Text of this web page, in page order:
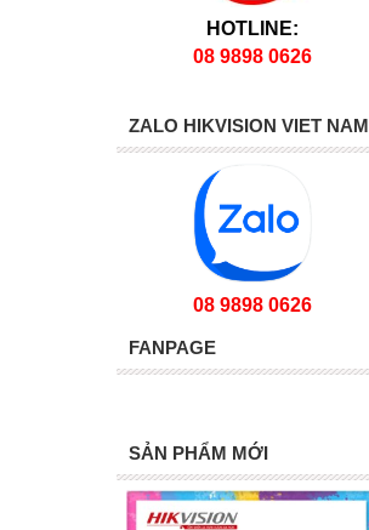
HOTLINE:
08 9898 0626
ZALO HIKVISION VIET NAM
08 9898 0626
FANPAGE
SẢN PHẨM MỚI